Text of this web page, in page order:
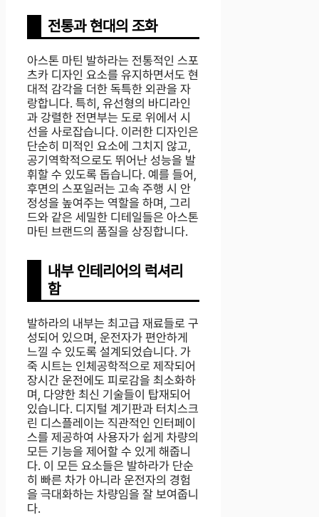
전통과 현대의 조화
아스톤 마틴 발하라는 전통적인 스포
츠카 디자인 요소를 유지하면서도 현
대적 감각을 더한 독특한 외관을 자
랑합니다. 특히, 유선형의 바디라인
과 강렬한 전면부는 도로 위에서 시
선을 사로잡습니다. 이러한 디자인은
단순히 미적인 요소에 그치지 않고,
공기역학적으로도 뛰어난 성능을 발
휘할 수 있도록 돕습니다. 예를 들어,
후면의 스포일러는 고속 주행 시 안
정성을 높여주는 역할을 하며, 그리
드와 같은 세밀한 디테일들은 아스톤
마틴 브랜드의 품질을 상징합니다.
내부 인테리어의 럭셔리
함
발하라의 내부는 최고급 재료들로 구
성되어 있으며, 운전자가 편안하게
느낄 수 있도록 설계되었습니다. 가
죽 시트는 인체공학적으로 제작되어
장시간 운전에도 피로감을 최소화하
며, 다양한 최신 기술들이 탑재되어
있습니다. 디지털 계기판과 터치스크
린 디스플레이는 직관적인 인터페이
스를 제공하여 사용자가 쉽게 차량의
모든 기능을 제어할 수 있게 해줍니
다. 이 모든 요소들은 발하라가 단순
히 빠른 차가 아니라 운전자의 경험
을 극대화하는 차량임을 잘 보여줍니
다.